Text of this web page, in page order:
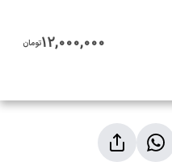
12,000,000تومان